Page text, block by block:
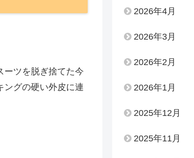
ーツを脱ぎ捨てた今
ングの硬い外皮に連
2026年4月
2026年3月
2026年2月
2026年1月
2025年12月
2025年11月